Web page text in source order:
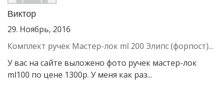
Виктор
29. Ноябрь, 2016
Комплект ручек Мастер-лок ml 200 Элипс (форпост)...
У вас на сайте выложено фото ручек мастер-лок
ml100 по цене 1300р. У меня как раз...